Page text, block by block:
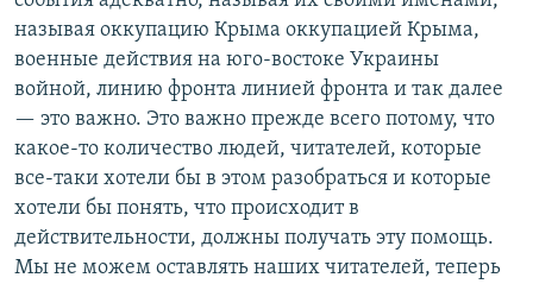
называя оккупацию Крыма оккупацией Крыма,
военные действия на юго-востоке Украины
войной, линию фронта линией фронта и так далее
— это важно. Это важно прежде всего потому, что
какое-то количество людей, читателей, которые
все-таки хотели бы в этом разобраться и которые
хотели бы понять, что происходит в
действительности, должны получать эту помощь.
Мы не можем оставлять наших читателей, теперь